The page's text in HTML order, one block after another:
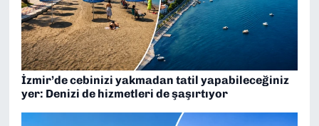
İzmir’de cebinizi yakmadan tatil yapabileceğiniz
yer: Denizi de hizmetleri de şaşırtıyor